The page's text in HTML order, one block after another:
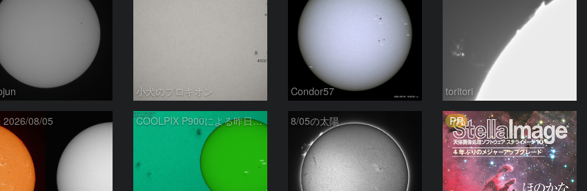
小犬のプロキオン Condor57 toritori
2026/08/05 COOLPIX P900による昨日の太陽黒点：2026/08/04 8/05の太陽 PR